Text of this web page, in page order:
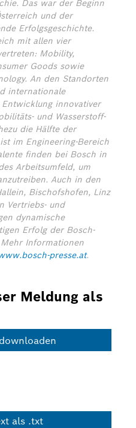
Das war der Beginn
und der
Erfolgsgeschichte.
mit allen vier
Mobility,
Goods sowie
An den Standorten
internationale
innovativer
und Wasserstoff-
die Hälfte der
im Engineering-Bereich
finden bei Bosch in
Arbeitsumfeld, um
Auch in den
Bischofshofen, Linz
Vertriebs- und
dynamische
Erfolg der Bosch-
Mehr Informationen
presse.at.
Meldung als
als .txt